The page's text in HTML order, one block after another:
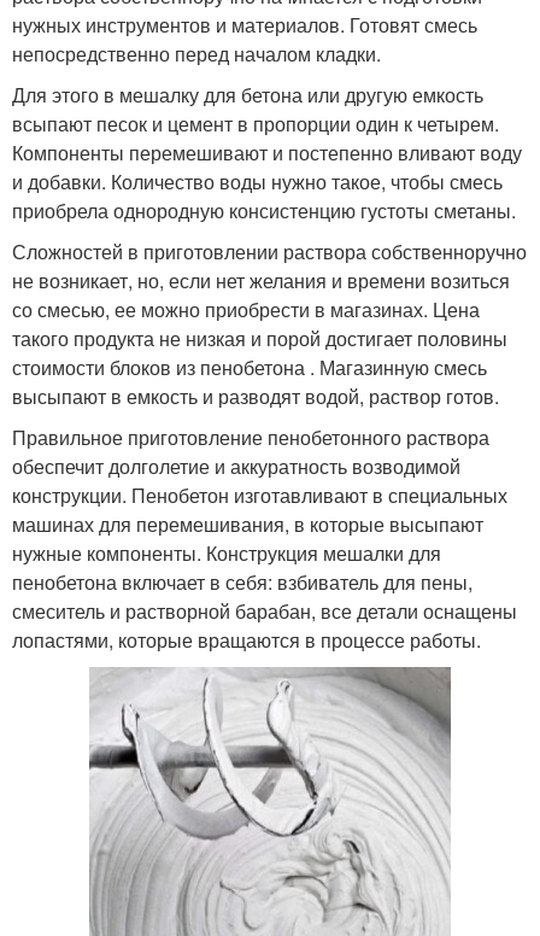
нужных инструментов и материалов. Готовят смесь
непосредственно перед началом кладки.
Для этого в мешалку для бетона или другую емкость
всыпают песок и цемент в пропорции один к четырем.
Компоненты перемешивают и постепенно вливают воду
и добавки. Количество воды нужно такое, чтобы смесь
приобрела однородную консистенцию густоты сметаны.
Сложностей в приготовлении раствора собственноручно
не возникает, но, если нет желания и времени возиться
со смесью, ее можно приобрести в магазинах. Цена
такого продукта не низкая и порой достигает половины
стоимости блоков из пенобетона . Магазинную смесь
высыпают в емкость и разводят водой, раствор готов.
Правильное приготовление пенобетонного раствора
обеспечит долголетие и аккуратность возводимой
конструкции. Пенобетон изготавливают в специальных
машинах для перемешивания, в которые высыпают
нужные компоненты. Конструкция мешалки для
пенобетона включает в себя: взбиватель для пены,
смеситель и растворной барабан, все детали оснащены
лопастями, которые вращаются в процессе работы.